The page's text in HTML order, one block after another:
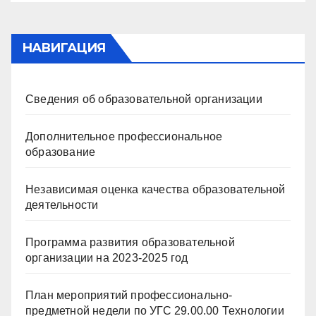
НАВИГАЦИЯ
Сведения об образовательной организации
Дополнительное профессиональное
образование
Независимая оценка качества образовательной
деятельности
Программа развития образовательной
организации на 2023-2025 год
План мероприятий профессионально-
предметной недели по УГС 29.00.00 Технологии